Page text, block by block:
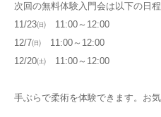
次回の無料体験入門会は以下の日程
11/23㈰ 11:00～12:00
12/7㈰ 11:00～12:00
12/20㈯ 11:00～12:00
手ぶらで柔術を体験できます。お